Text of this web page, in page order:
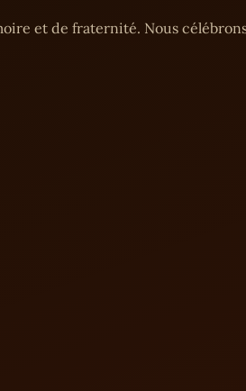
et de fraternité. Nous